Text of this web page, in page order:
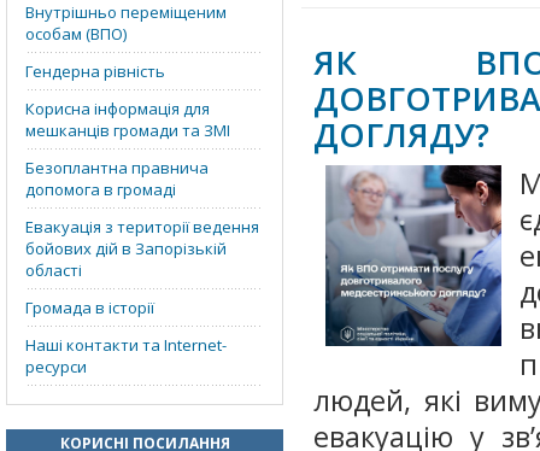
Внутрішньо переміщеним
особам (ВПО)
Гендерна рівність
Корисна інформація для
мешканців громади та ЗМІ
Безоплантна правнича
допомога в громаді
Евакуація з території ведення
бойових дій в Запорізькій
області
Громада в історії
Наші контакти та Internet-
ресурси
КОРИСНІ ПОСИЛАННЯ
ЯК ВПО
ДОГЛЯДУ?
людей, які
евакуацію у